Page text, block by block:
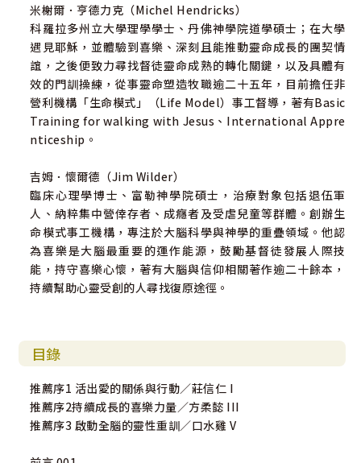
一顆腦袋⋯⋯」好消息是，上帝的確賜給我們每個人一顆腦
袋！我誠摯地邀請你讀這本《別埋沒你的幸福腦》，思考造
物主如何關愛你的全人。這本書將挑戰你對門徒培訓的先入
之見，並鼓勵你不受制於長期困擾教會的靈肉二元論。」
——湯姆．考克斯（Tom Cox）
恩典長老會（Grace Presbyterian Church）牧師、資深門
徒培訓師、校園傳道人
米榭爾．亨德力克（Michel Hendricks）
科羅拉多州立大學理學學士、丹佛神學院道學碩士；在大學
遇見耶穌，並體驗到喜樂、深刻且能推動靈命成長的團契情
誼，之後便致力尋找督徒靈命成熟的轉化關鍵，以及具體有
效的門訓操練，從事靈命塑造牧職逾二十五年，目前擔任非
營利機構「生命模式」（Life Model）事工督導，著有Basic
Training for walking with Jesus、International Appre
nticeship。
吉姆．懷爾德（Jim Wilder）
臨床心理學博士、富勒神學院碩士，治療對象包括退伍軍
人、納粹集中營倖存者、成癮者及受虐兒童等群體。創辦生
命模式事工機構，專注於大腦科學與神學的重疊領域。他認
為喜樂是大腦最重要的運作能源，鼓勵基督徒發展人際技
能，持守喜樂心懷，著有大腦與信仰相關著作逾二十餘本，
持續幫助心靈受創的人尋找復原途徑。
目錄
推薦序1 活出愛的關係與行動／莊信仁 I
推薦序2持續成長的喜樂力量／方柔懿 III
推薦序3 啟動全腦的靈性重訓／口水雞 V